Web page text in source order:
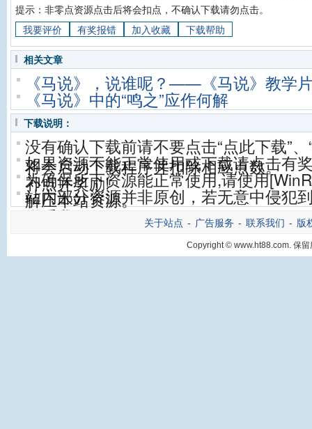
提示：非零点资源点击后将会扣点，不确认下载请勿点击。
我要评价
有奖报错 加入收藏 下载帮助
相关文章
《马说》，说谁呢？——《马说》教学
《马说》中的“鸣之”应作何解
下载说明：
没有确认下载前请不要点击“点此下载”
将会启动下载程序并扣除相应点数。
如果资源不能正常使用或下载请点击有
补点并奖励!
为确保所下资源能正常使用,请使用
解压本站资源。
站内部分资源并非原创，若无意中侵犯
联系我们。
关于站点 - 广告服务 - 联系我们 - 版
Copyright © www.ht88.com. 保